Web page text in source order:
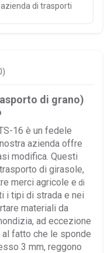
di trasporti
di grano)
16 è un fedele
azienda offre
modifica. Questi
di girasole,
merci agricole e di
i tipi di strada e nei
materiali da
ad eccezione
fatto che le sponde
3 mm, reggono